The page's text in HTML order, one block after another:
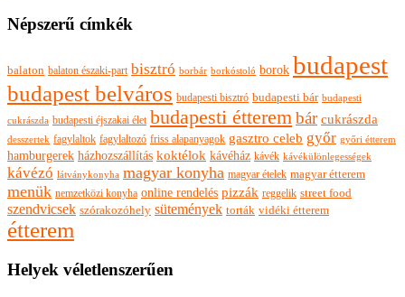
Népszerű címkék
balaton balaton északi-part bisztró borbár borkóstoló borok budapest
budapest belváros budapesti bisztró budapesti bár budapesti
cukrászda budapesti éjszakai élet budapesti étterembár cukrászda
desszertek fagylaltok fagylaltozó friss alapanyagok gasztro celeb győr győri étterem
hamburgerek házhozszállítás koktélok kávéház kávék kávékülönlegességek
kávézó látványkonyha magyar konyha magyar ételek magyar étterem
menük nemzetközi konyha online rendelés pizzák reggelik street food
szendvicsek szórakozóhely sütemények torták vidéki étterem
étterem
Helyek véletlenszerűen